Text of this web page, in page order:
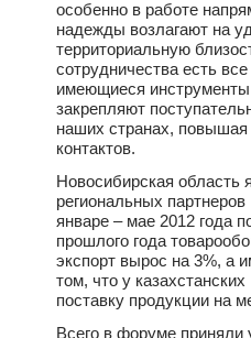
особенно в работе
надежды возлагают на
территориальную
сотрудничества есть
имеющиеся
закрепляют
наших странах, повышая
контактов.
Новосибирская
региональных
январе – мае 2012 года
прошлого года
экспорт вырос на 3%, а
том, что у
поставку продукции на
Всего в форуме приняли